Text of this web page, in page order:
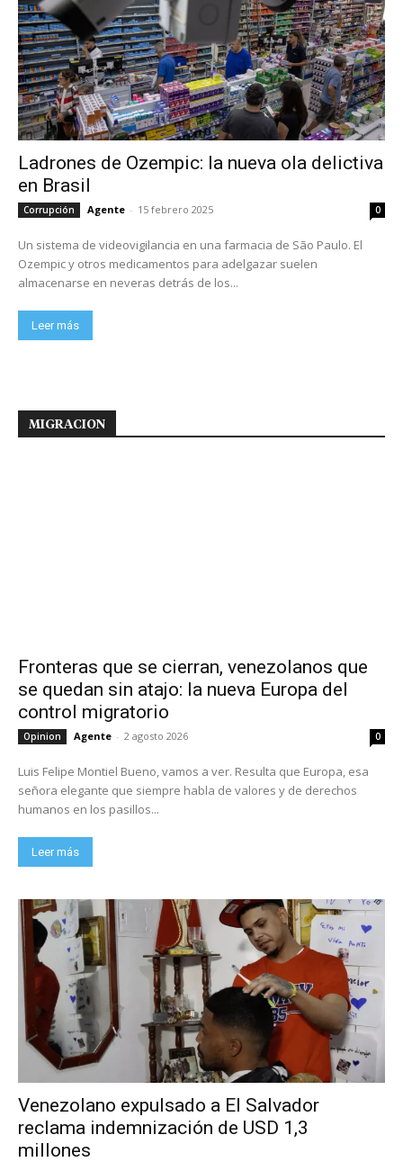
Ladrones de Ozempic: la nueva ola delictiva
en Brasil
Corrupción Agente - 15 febrero 2025 0
Un sistema de videovigilancia en una farmacia de São Paulo. El
Ozempic y otros medicamentos para adelgazar suelen
almacenarse en neveras detrás de los...
Leer más
MIGRACION
Fronteras que se cierran, venezolanos que
se quedan sin atajo: la nueva Europa del
control migratorio
Opinion Agente - 2 agosto 2026 0
Luis Felipe Montiel Bueno, vamos a ver. Resulta que Europa, esa
señora elegante que siempre habla de valores y de derechos
humanos en los pasillos...
Leer más
Venezolano expulsado a El Salvador
reclama indemnización de USD 1,3
millones